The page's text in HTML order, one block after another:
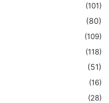
(101)
(80)
(109)
(118)
(51)
(16)
(28)